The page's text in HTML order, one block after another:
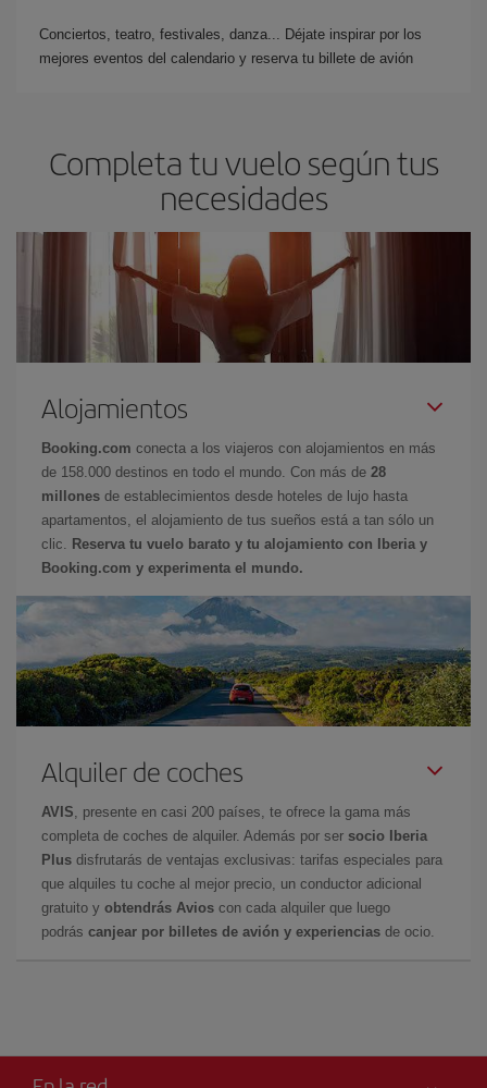
Conciertos, teatro, festivales, danza... Déjate inspirar por los
mejores eventos del calendario y reserva tu billete de avión
Completa tu vuelo según tus
necesidades
Alojamientos
Booking.com conecta a los viajeros con alojamientos en más
de 158.000 destinos en todo el mundo. Con más de 28
millones de establecimientos desde hoteles de lujo hasta
apartamentos, el alojamiento de tus sueños está a tan sólo un
clic.
Reserva tu vuelo barato y tu alojamiento con Iberia y
Booking.com y experimenta el mundo.
Alquiler de coches
AVIS , presente en casi 200 países, te ofrece la gama más
completa de coches de alquiler. Además por ser socio Iberia
Plus disfrutarás de ventajas exclusivas: tarifas especiales para
que alquiles tu coche al mejor precio, un conductor adicional
gratuito y obtendrás Avios con cada alquiler que luego
podrás canjear por billetes de avión y experiencias de ocio.